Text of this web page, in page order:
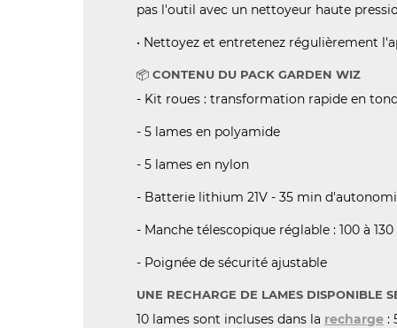
pas l'outil avec un nettoyeur haute
• Nettoyez et entretenez régulièrement
📦CONTENU DU PACK GARDEN WIZ
- Kit roues : transformation rapide en
- 5 lames en polyamide
- 5 lames en nylon
- Batterie lithium 21V - 35 min
- Manche télescopique réglable : 100 à
- Poignée de sécurité ajustable
UNE RECHARGE DE LAMES DISPONIBLE
10 lames sont incluses dans la recharge :